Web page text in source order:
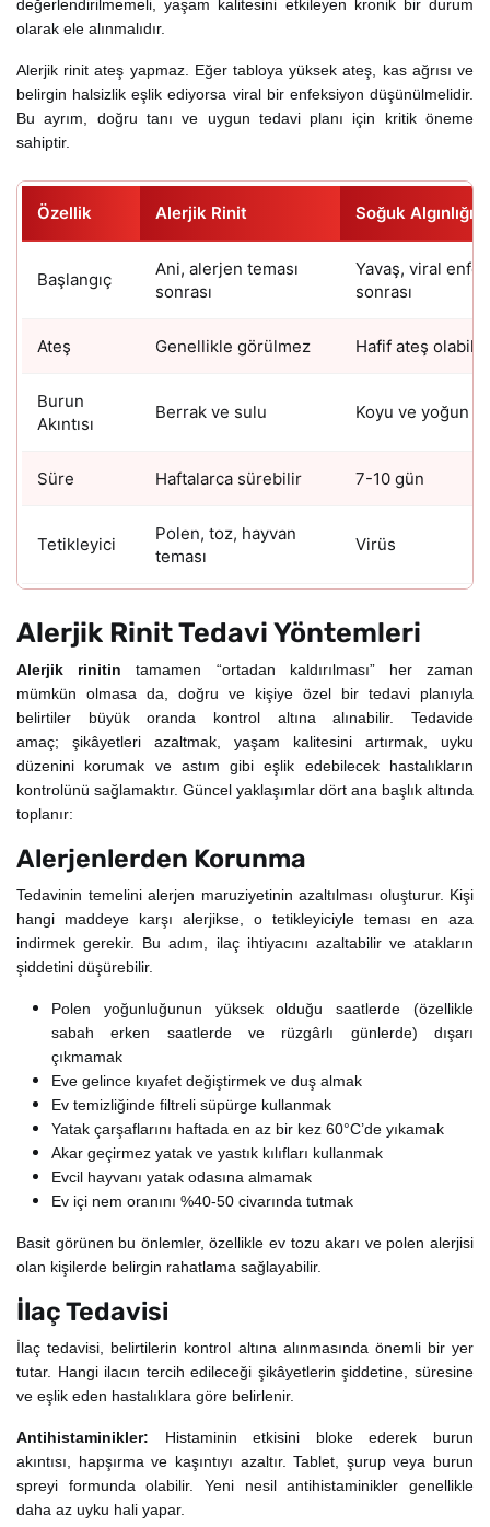
değerlendirilmemeli, yaşam kalitesini etkileyen kronik bir durum
olarak ele alınmalıdır.
Alerjik rinit ateş yapmaz. Eğer tabloya yüksek ateş, kas ağrısı ve
belirgin halsizlik eşlik ediyorsa viral bir enfeksiyon düşünülmelidir.
Bu ayrım, doğru tanı ve uygun tedavi planı için kritik öneme
sahiptir.
Özellik Alerjik Rinit Soğuk Algınlığı
Başlangıç
Ani, alerjen teması
sonrası
Yavaş, viral
sonrası
Ateş Genellikle görülmez Hafif ateş olabilir
Burun
Akıntısı
Berrak ve sulu Koyu ve yoğun
Süre Haftalarca sürebilir 7-10 gün
Tetikleyici
Polen, toz, hayvan
teması
Virüs
Alerjik Rinit Tedavi Yöntemleri
Alerjik rinitin tamamen “ortadan kaldırılması” her zaman
mümkün olmasa da, doğru ve kişiye özel bir tedavi planıyla
belirtiler büyük oranda kontrol altına alınabilir. Tedavide
amaç; şikâyetleri azaltmak, yaşam kalitesini artırmak, uyku
düzenini korumak ve astım gibi eşlik edebilecek hastalıkların
kontrolünü sağlamaktır. Güncel yaklaşımlar dört ana başlık altında
toplanır:
Alerjenlerden Korunma
Tedavinin temelini alerjen maruziyetinin azaltılması oluşturur. Kişi
hangi maddeye karşı alerjikse, o tetikleyiciyle teması en aza
indirmek gerekir. Bu adım, ilaç ihtiyacını azaltabilir ve atakların
şiddetini düşürebilir.
Polen yoğunluğunun yüksek olduğu saatlerde (özellikle
sabah erken saatlerde ve rüzgârlı günlerde) dışarı
çıkmamak
Eve gelince kıyafet değiştirmek ve duş almak
Ev temizliğinde filtreli süpürge kullanmak
Yatak çarşaflarını haftada en az bir kez 60°C’de yıkamak
Akar geçirmez yatak ve yastık kılıfları kullanmak
Evcil hayvanı yatak odasına almamak
Ev içi nem oranını %40-50 civarında tutmak
Basit görünen bu önlemler, özellikle ev tozu akarı ve polen alerjisi
olan kişilerde belirgin rahatlama sağlayabilir.
İlaç Tedavisi
İlaç tedavisi, belirtilerin kontrol altına alınmasında önemli bir yer
tutar. Hangi ilacın tercih edileceği şikâyetlerin şiddetine, süresine
ve eşlik eden hastalıklara göre belirlenir.
Antihistaminikler: Histaminin etkisini bloke ederek burun
akıntısı, hapşırma ve kaşıntıyı azaltır. Tablet, şurup veya burun
spreyi formunda olabilir. Yeni nesil antihistaminikler genellikle
daha az uyku hali yapar.